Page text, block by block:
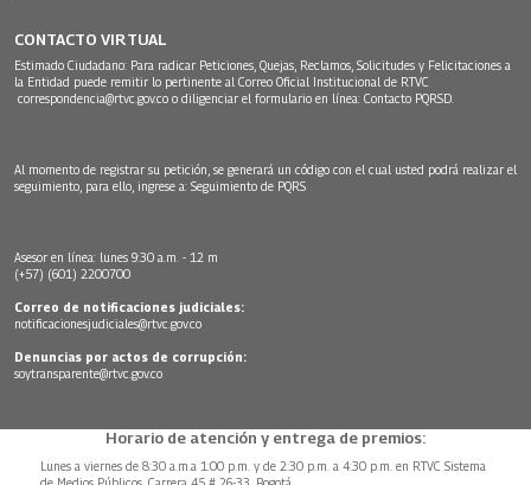
CONTACTO VIRTUAL
Estimado Ciudadano: Para radicar Peticiones, Quejas, Reclamos, Solicitudes y Felicitaciones a
la Entidad puede remitir lo pertinente al Correo Oficial Institucional de RTVC
correspondencia@rtvc.gov.co o diligenciar el formulario en línea: Contacto PQRSD.
Al momento de registrar su petición, se generará un código con el cual usted podrá realizar el
seguimiento, para ello, ingrese a: Seguimiento de PQRS
Asesor en línea: lunes 9:30 a.m. - 12 m
(+57) (601) 2200700
Correo de notificaciones judiciales:
notificacionesjudiciales@rtvc.gov.co
Denuncias por actos de corrupción:
soytransparente@rtvc.gov.co
Horario de atención y entrega de premios:
Lunes a viernes de 8:30 a.m.a 1:00 p.m. y de 2:30 p.m. a 4:30 p.m. en RTVC Sistema